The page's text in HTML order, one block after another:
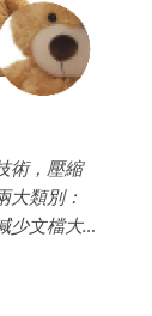
術，壓縮
大類別：
少文檔大
演算